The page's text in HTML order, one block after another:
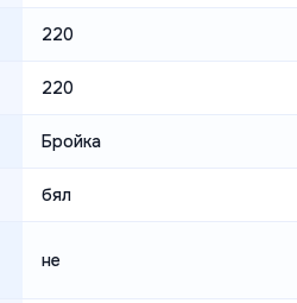
220
220
Бройка
бял
не